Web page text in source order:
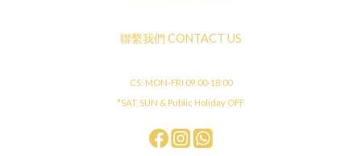
聯繫我們 CONTACT US
CS: MON-FRI 09:00-18:00
*SAT, SUN & Public Holiday OFF